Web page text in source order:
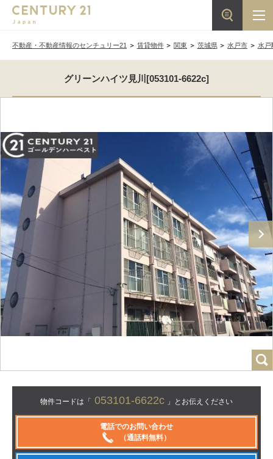
不動産・不動産情報のセンチュリー21 賃貸物件 関東 茨城県 水戸市 水戸
グリーンハイツ見川[053101-6622c]
物件コードは「 053101-6622c 」とお伝えください
電話でのお問い合わせ
（通話料無料）